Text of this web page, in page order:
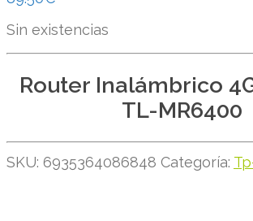
Sin existencias
Router Inalámbrico
TL-MR6400
SKU: 6935364086848 Categoría: